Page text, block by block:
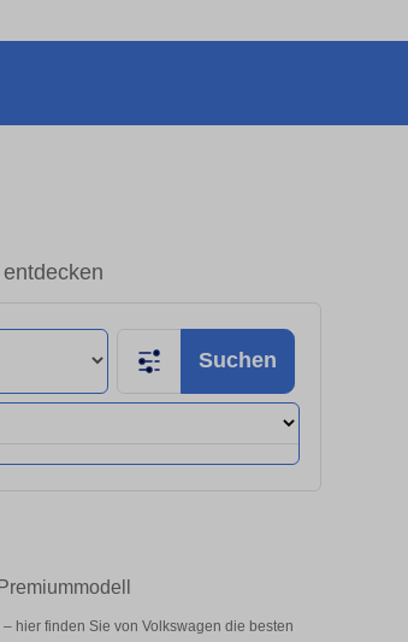
Suchen
hier finden Sie von Volkswagen die besten